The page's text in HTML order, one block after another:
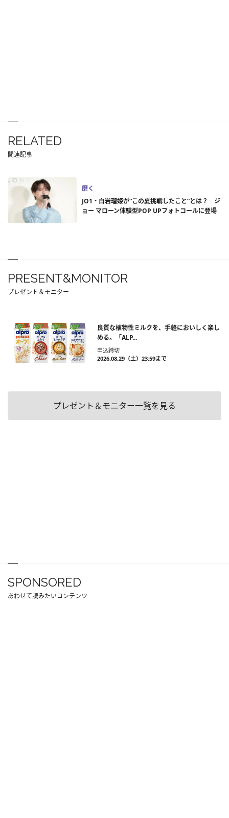
RELATED
関連記事
磨く
JO1・白岩瑠姫が“この夏挑戦したこと”とは？ ジ
ョー マローン体験型POP UPフォトコールに登場
PRESENT&MONITOR
プレゼント＆モニター
良質な植物性ミルクを、手軽においしく楽し
める。「ALP...
申込締切
2026.08.29（土）23:59まで
プレゼント＆モニター一覧を見る
SPONSORED
あわせて読みたいコンテンツ